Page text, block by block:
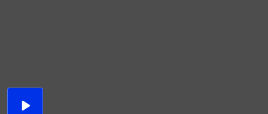
播